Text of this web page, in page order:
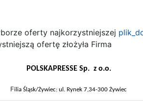
oferty najkorzystniejszej
ofertę złożyła Firma
POLSKAPRESSE Sp. z o.o.
Filia Śląsk/Żywiec: ul. Rynek 7,34-300 Żywiec